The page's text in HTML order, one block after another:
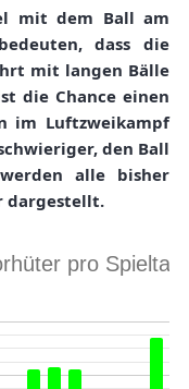
mit dem Ball am
dass die
mit langen Bälle
die Chance einen
im Luftzweikampf
den Ball
alle bisher
dargestellt.